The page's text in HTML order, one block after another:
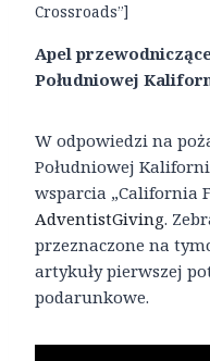
Crossroads”]
Apel
Południowej
W odpowiedzi na
Południowej
wsparcia „California
AdventistGiving.
przeznaczone na
artykuły pierwszej
podarunkowe.